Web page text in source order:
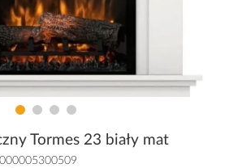
Tormes 23 biały mat